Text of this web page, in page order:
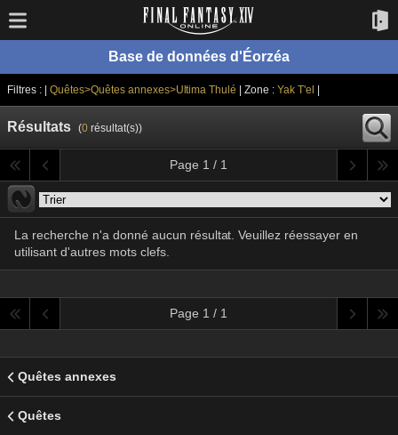
Base de données d'Éorzéa
Filtres : | Quêtes>Quêtes annexes>Ultima Thulé | Zone :Yak T'el
Résultats (0résultat(s))
Page 1 / 1
La recherche n'a donné aucun résultat. Veuillez réessayer en
utilisant d'autres mots clefs.
Page 1 / 1
Quêtes annexes
Quêtes